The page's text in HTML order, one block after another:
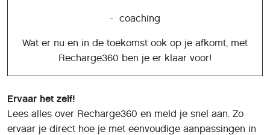
- coaching
Wat er nu en in de toekomst ook op je afkomt, met
Recharge360 ben je er klaar voor!
Ervaar het zelf!
Lees alles over Recharge360 en meld je snel aan. Zo
ervaar je direct hoe je met eenvoudige aanpassingen in